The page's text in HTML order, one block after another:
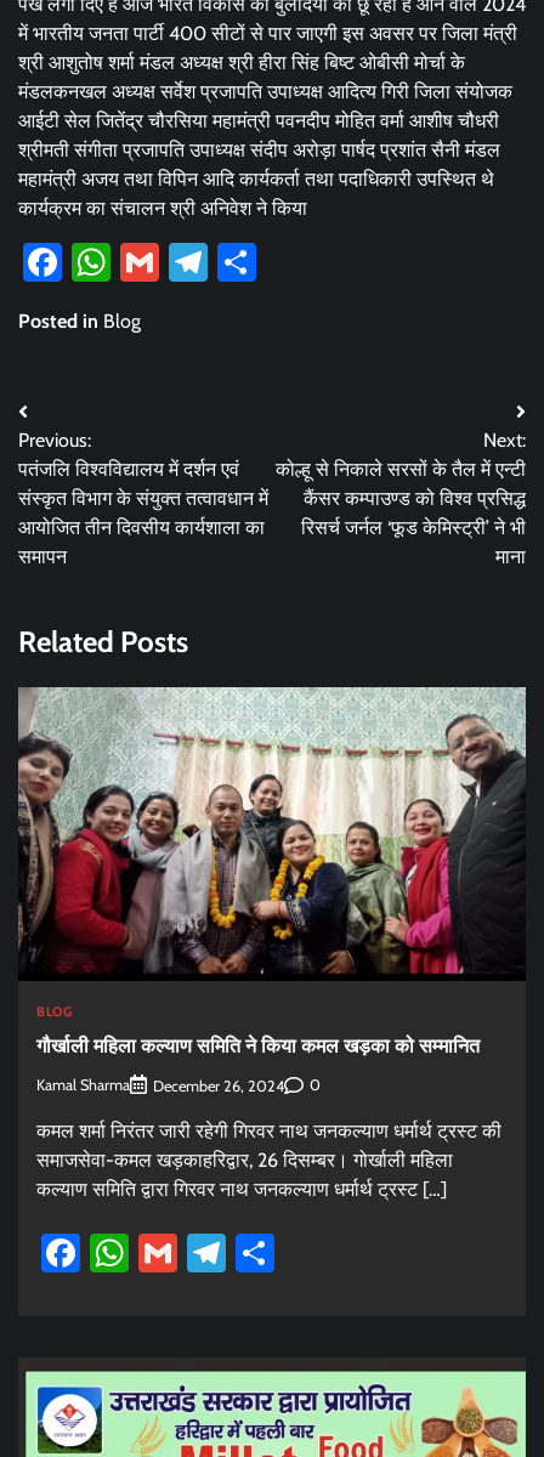
में भारतीय जनता पार्टी 400 सीटों से पार जाएगी इस अवसर पर जिला मंत्री
श्री आशुतोष शर्मा मंडल अध्यक्ष श्री हीरा सिंह बिष्ट ओबीसी मोर्चा के
मंडलकनखल अध्यक्ष सर्वेश प्रजापति उपाध्यक्ष आदित्य गिरी जिला संयोजक
आईटी सेल जितेंद्र चौरसिया महामंत्री पवनदीप मोहित वर्मा आशीष चौधरी
श्रीमती संगीता प्रजापति उपाध्यक्ष संदीप अरोड़ा पार्षद प्रशांत सैनी मंडल
महामंत्री अजय तथा विपिन आदि कार्यकर्ता तथा पदाधिकारी उपस्थित थे
कार्यक्रम का संचालन श्री अनिवेश ने किया
Facebook
WhatsApp
GmailTelegram
Posted in Blog
Post
navigation
Previous:
पतंजलि विश्वविद्यालय में दर्शन एवं
संस्कृत विभाग के संयुक्त तत्वावधान में
आयोजित तीन दिवसीय कार्यशाला का
समापन
Next:
कोल्हू से निकाले सरसों के तैल में एन्टी
कैंसर कम्पाउण्ड को विश्व प्रसिद्ध
रिसर्च जर्नल ‘फूड केमिस्ट्री’ ने भी
माना
Related Posts
BLOG
गौर्खाली महिला कल्याण समिति ने किया कमल खड़का को सम्मानित
Kamal Sharma December 26, 2024 0
कमल शर्मा निरंतर जारी रहेगी गिरवर नाथ जनकल्याण धर्मार्थ ट्रस्ट की
समाजसेवा-कमल खड़काहरिद्वार, 26 दिसम्बर। गोर्खाली महिला
कल्याण समिति द्वारा गिरवर नाथ जनकल्याण धर्मार्थ ट्रस्ट […]
Facebook
WhatsApp
GmailTelegram